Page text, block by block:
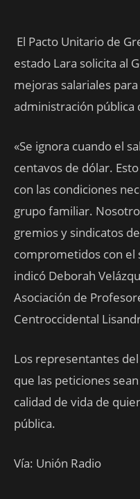
El Pacto Unitario de
estado Lara solicita al
mejoras salariales
administración pública
«Se ignora cuando el
centavos de dólar.
con las condiciones
grupo familiar.
gremios y sindicatos
comprometidos con el
indicó Deborah
Asociación de
Centroccidental
Los representantes
que las peticiones
calidad de vida de
pública.
Vía: Unión Radio